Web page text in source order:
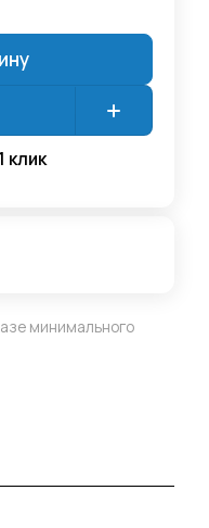
клик
минимального